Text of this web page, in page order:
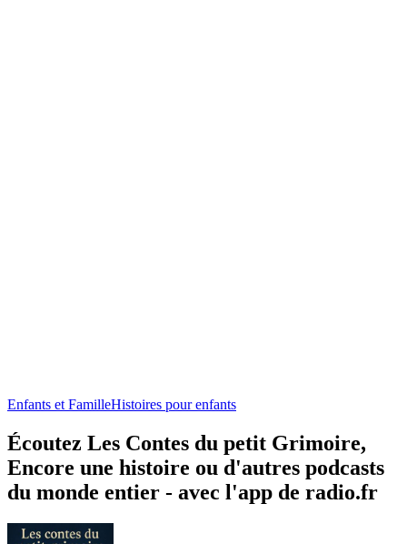
Enfants et FamilleHistoires pour enfants
Écoutez Les Contes du petit Grimoire,
Encore une histoire ou d'autres podcasts
du monde entier - avec l'app de radio.fr